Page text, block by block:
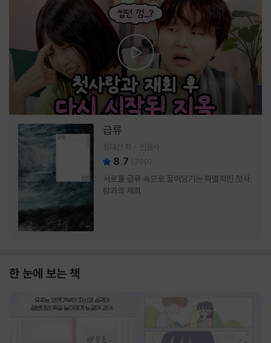
급류
정대건 저 민음사
8.7 (700)
서로를 급류 속으로 끌어당기는 파멸적인 첫사
랑과의 재회
한 눈에 보는 책